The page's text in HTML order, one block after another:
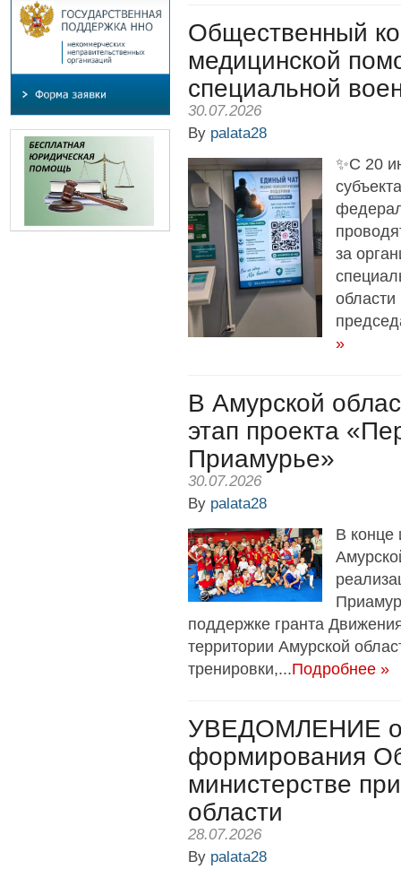
Общественный
медицинской
специальной
30.07.2026
By palata28
✨С 20
за
области
»
В Амурской
этап проекта
Приамурье»
30.07.2026
By palata28
В конце
поддержке гранта
территории Амурской
тренировки,...Подробнее »
УВЕДОМЛЕНИЕ о
формирования
министерстве
области
28.07.2026
By palata28